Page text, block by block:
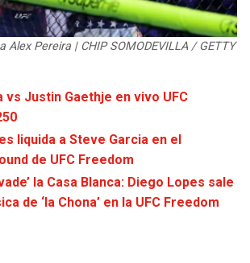
Alex Pereira | CHIP SOMODEVILLA / GETTY
vs Justin Gaethje en vivo UFC
liquida a Steve Garcia en el
de UFC Freedom
la Casa Blanca: Diego Lopes sale
de ‘la Chona’ en la UFC Freedom